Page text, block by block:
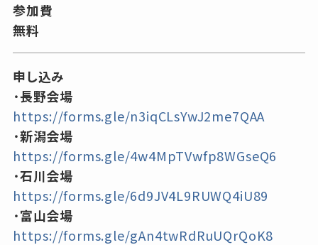
参加費
無料
申し込み
・長野会場
https://forms.gle/n3iqCLsYwJ2me7QAA
・新潟会場
https://forms.gle/4w4MpTVwfp8WGseQ6
・石川会場
https://forms.gle/6d9JV4L9RUWQ4iU89
・富山会場
https://forms.gle/gAn4twRdRuUQrQoK8